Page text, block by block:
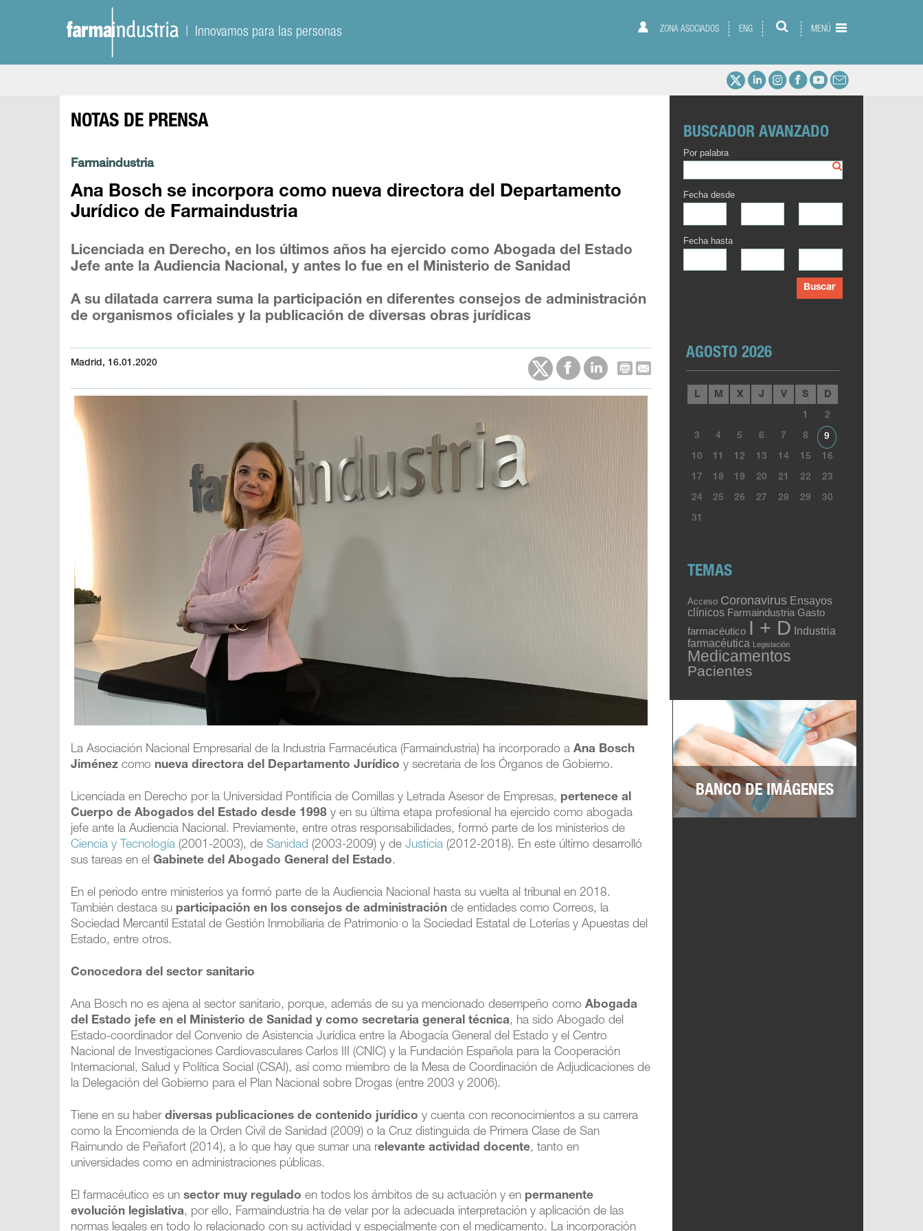
| Innovamos para las personas ZONA ASOCIADOS ENG MENÚ
NOTAS DE PRENSA
Farmaindustria
Ana Bosch se incorpora como nueva directora del Departamento
Jurídico de Farmaindustria
Licenciada en Derecho, en los últimos años ha ejercido como Abogada del Estado
Jefe ante la Audiencia Nacional, y antes lo fue en el Ministerio de Sanidad
A su dilatada carrera suma la participación en diferentes consejos de administración
de organismos oficiales y la publicación de diversas obras jurídicas
Madrid, 16.01.2020
La Asociación Nacional Empresarial de la Industria Farmacéutica (Farmaindustria) ha incorporado aAna Bosch
Jiménez como nueva directora del Departamento Jurídico y secretaria de los Órganos de Gobierno.
Licenciada en Derecho por la Universidad Pontificia de Comillas y Letrada Asesor de Empresas, pertenece al
Cuerpo de Abogados del Estado desde 1998 y en su última etapa profesional ha ejercido como abogada
jefe ante la Audiencia Nacional. Previamente, entre otras responsabilidades, formó parte de los ministerios de
Ciencia y Tecnología (2001-2003), deSanidad (2003-2009) y deJusticia (2012-2018). En este último desarrolló
sus tareas en elGabinete del Abogado General del Estado.
En el periodo entre ministerios ya formó parte de la Audiencia Nacional hasta su vuelta al tribunal en 2018.
También destaca su participación en los consejos de administración de entidades como Correos, la
Sociedad Mercantil Estatal de Gestión Inmobiliaria de Patrimonio o la Sociedad Estatal de Loterías y Apuestas del
Estado, entre otros.
Conocedora del sector sanitario
Ana Bosch no es ajena al sector sanitario, porque, además de su ya mencionado desempeño comoAbogada
del Estado jefe en el Ministerio de Sanidad y como secretaria general técnica, ha sido Abogado del
Estado-coordinador del Convenio de Asistencia Jurídica entre la Abogacía General del Estado y el Centro
Nacional de Investigaciones Cardiovasculares Carlos III (CNIC) y la Fundación Española para la Cooperación
Internacional, Salud y Política Social (CSAI), así como miembro de la Mesa de Coordinación de Adjudicaciones de
la Delegación del Gobierno para el Plan Nacional sobre Drogas (entre 2003 y 2006).
Tiene en su haberdiversas publicaciones de contenido jurídicoy cuenta con reconocimientos a su carrera
como la Encomienda de la Orden Civil de Sanidad (2009) o la Cruz distinguida de Primera Clase de San
Raimundo de Peñafort (2014), a lo que hay que sumar una relevante actividad docente, tanto en
universidades como en administraciones públicas.
El farmacéutico es unsector muy regulado en todos los ámbitos de su actuación y en permanente
evolución legislativa, por ello, Farmaindustria ha de velar por la adecuada interpretación y aplicación de las
normas legales en todo lo relacionado con su actividad y especialmente con el medicamento. La incorporación
BUSCADOR AVANZADO
Por palabra
Fecha desde
Fecha hasta
Buscar
AGOSTO 2026
L M X J V S D
1 2
3 4 5 6 7 8 9
10 11 12 13 14 15 16
17 18 19 20 21 22 23
24 25 26 27 28 29 30
31
TEMAS
Acceso Coronavirus Ensayos
clínicos Farmaindustria Gasto
farmacéutico I + D Industria
farmacéutica Legislación
Medicamentos
Pacientes
BANCO DE IMÁGENES